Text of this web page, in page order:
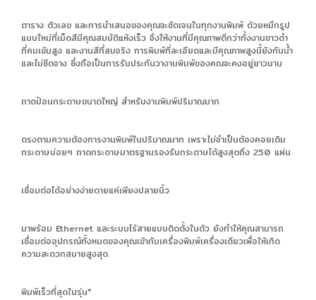
ตาราง ตัวเลข และการนำเสนอของคุณจะชัดเจนในทุกงานพิมพ์ ด้วยหมึกรูป
แบบใหม่ที่เม็ดสีมีคุณสมบัติแห้งเร็ว จึงให้งานที่มีคุณภาพดีกว่าทั้งงานขาวดำ
ที่คมเข้มสูง และงานสีที่สมจริง การพิมพ์ที่ละเอียดและมีคุณภาพสูงนี้ยังกันน้ำ
และไม่ซีดจาง ซึ่งถือเป็นการรับประกันวางานพิมพ์ของคณจะคงอยู่ยาวนาน
ถาดป้อนกระดาษขนาดใหญ่ สำหรับงานพิมพ์ปริมาณมาก
ตรงตามความต้องการงานพิมพ์ในปริมาณมาก เพราะไม่จำเป็นต้องคอยเติม
กระดาษบ่อยๆ ถาดกระดาษมาตรฐานรองรับกระดาษได้สูงสุดถึง 250 แผ่น
เชื่อมต่อได้อย่างง่ายดายแค่เพียงปลายนิ้ว
มาพร้อม Ethernet และระบบไร้สายแบบติดตั้งในตัว ยังทำให้คุณสามารถ
เชื่อมต่ออุปกรณ์ทั้งหมดของคุณเข้ากับเครื่องพิมพ์เครื่องเดียวเพื่อให้เกิด
ความสะดวกสบายสูงสุด
พิมพ์เร็วที่สุดในรุ่น*